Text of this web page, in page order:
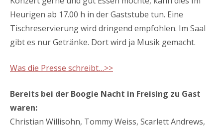
Heurigen ab 17.00 h in der Gaststube tun. Eine
Tischreservierung wird dringend empfohlen. Im Saal
gibt es nur Getränke. Dort wird ja Musik gemacht.
Was die Presse schreibt…>>
Bereits bei der Boogie Nacht in Freising zu Gast
waren:
Christian Willisohn, Tommy Weiss, Scarlett Andrews,